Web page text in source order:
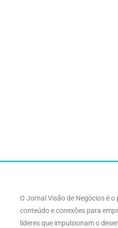
O Jornal Visão de Negócios é
conteúdo e conexões para
líderes que impulsionam o